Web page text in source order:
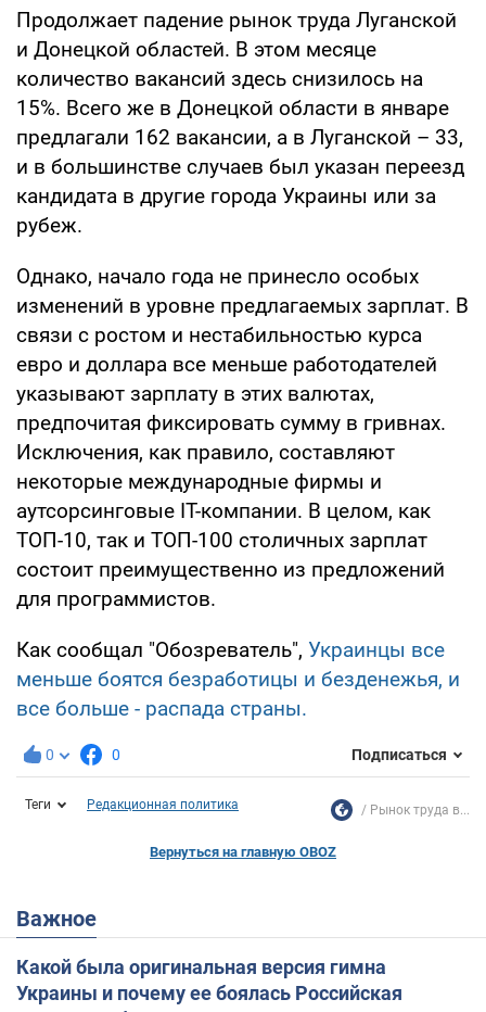
Продолжает падение рынок труда Луганской
и Донецкой областей. В этом месяце
количество вакансий здесь снизилось на
15%. Всего же в Донецкой области в январе
предлагали 162 вакансии, а в Луганской – 33,
и в большинстве случаев был указан переезд
кандидата в другие города Украины или за
рубеж.
Однако, начало года не принесло особых
изменений в уровне предлагаемых зарплат. В
связи с ростом и нестабильностью курса
евро и доллара все меньше работодателей
указывают зарплату в этих валютах,
предпочитая фиксировать сумму в гривнах.
Исключения, как правило, составляют
некоторые международные фирмы и
аутсорсинговые IT-компании. В целом, как
ТОП-10, так и ТОП-100 столичных зарплат
состоит преимущественно из предложений
для программистов.
Как сообщал "Обозреватель", Украинцы все
меньше боятся безработицы и безденежья, и
все больше - распада страны.
0 0 Подписаться
Теги Редакционная политика Рынок труда в...
Вернуться на главную OBOZ
Важное
Какой была оригинальная версия гимна
Украины и почему ее боялась Российская